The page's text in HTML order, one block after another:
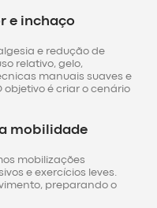
e inchaço
e redução de
relativo, gelo,
manuais suaves e
é criar o cenário
mobilidade
mobilizações
e exercícios leves.
preparando o